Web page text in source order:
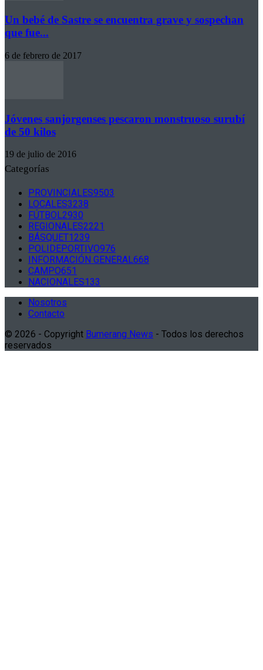
Un bebé de Sastre se encuentra grave y sospechan
que fue...
6 de febrero de 2017
Jóvenes sanjorgenses pescaron monstruoso surubí
de 50 kilos
19 de julio de 2016
Categorías
PROVINCIALES9503
LOCALES3238
FÚTBOL2930
REGIONALES2221
BÁSQUET1239
POLIDEPORTIVO976
INFORMACIÓN GENERAL668
CAMPO651
NACIONALES133
Nosotros
Contacto
© 2026 - Copyright Bumerang News - Todos los derechos
reservados